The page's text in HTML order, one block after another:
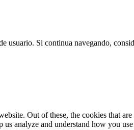
usuario. Si continua navegando,
Out of these, the cookies that
analyze and understand how you